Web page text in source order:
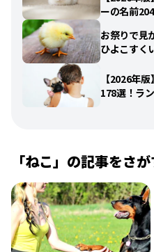
ーの名前
お祭りで見
ひよこすく
【2026年
178選！ラ
「ねこ」の記事をさが